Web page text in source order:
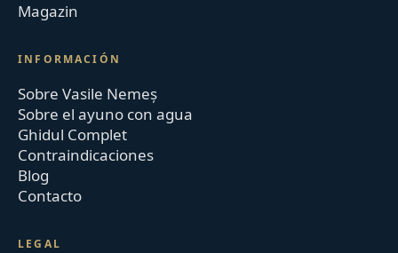
Magazin
INFORMACIÓN
Sobre Vasile Nemeș
Sobre el ayuno con agua
Ghidul Complet
Contraindicaciones
Blog
Contacto
LEGAL